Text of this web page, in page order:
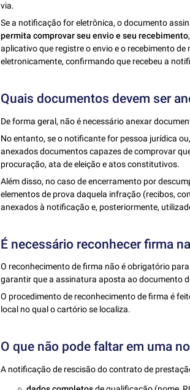
via.
Se a notificação for eletrônica, o documento
permita comprovar seu envio e seu recebimento
aplicativo que registre o envio e o recebimento
eletronicamente, confirmando que recebeu a
Quais documentos devem ser
De forma geral, não é necessário anexar
No entanto, se o notificante for pessoa jurídica
anexados documentos capazes de comprovar
procuração, ata de eleição e atos constitutivos.
Além disso, no caso de encerramento por
elementos de prova daquela infração (recibos,
anexados à notificação e, posteriormente,
É necessário reconhecer firma
O reconhecimento de firma não é obrigatório
garantir que a assinatura aposta ao documento
O procedimento de reconhecimento de firma é
local no qual o cartório se localiza.
O que não pode faltar em uma
A notificação de rescisão do contrato de